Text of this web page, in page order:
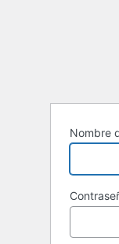
Nombre